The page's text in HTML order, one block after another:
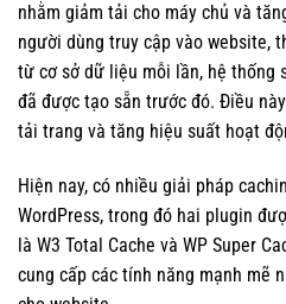
nhằm giảm tải cho máy chủ và
người dùng truy cập vào website,
từ cơ sở dữ liệu mỗi lần, hệ thống
đã được tạo sẵn trước đó. Điều
tải trang và tăng hiệu suất hoạt
Hiện nay, có nhiều giải pháp
WordPress, trong đó hai plugin
là W3 Total Cache và WP Super
cung cấp các tính năng mạnh mẽ